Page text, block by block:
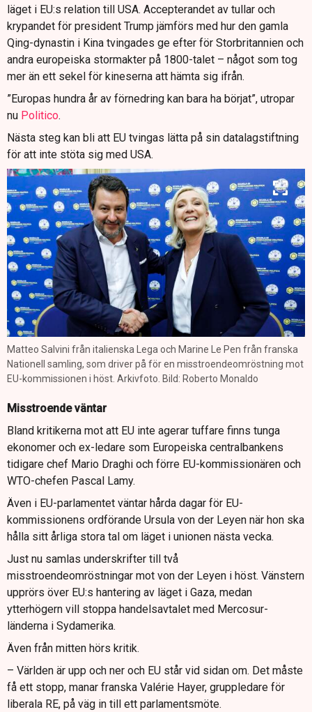
läget i EU:s relation till USA. Accepterandet av tullar och
krypandet för president Trump jämförs med hur den gamla
Qing-dynastin i Kina tvingades ge efter för Storbritannien och
andra europeiska stormakter på 1800-talet – något som tog
mer än ett sekel för kineserna att hämta sig ifrån.
”Europas hundra år av förnedring kan bara ha börjat”, utropar
nu Politico.
Nästa steg kan bli att EU tvingas lätta på sin datalagstiftning
för att inte stöta sig med USA.
Matteo Salvini från italienska Lega och Marine Le Pen från franska
Nationell samling, som driver på för en misstroendeomröstning mot
EU-kommissionen i höst. Arkivfoto. Bild: Roberto Monaldo
Misstroende väntar
Bland kritikerna mot att EU inte agerar tuffare finns tunga
ekonomer och ex-ledare som Europeiska centralbankens
tidigare chef Mario Draghi och förre EU-kommissionären och
WTO-chefen Pascal Lamy.
Även i EU-parlamentet väntar hårda dagar för EU-
kommissionens ordförande Ursula von der Leyen när hon ska
hålla sitt årliga stora tal om läget i unionen nästa vecka.
Just nu samlas underskrifter till två
misstroendeomröstningar mot von der Leyen i höst. Vänstern
upprörs över EU:s hantering av läget i Gaza, medan
ytterhögern vill stoppa handelsavtalet med Mercosur-
länderna i Sydamerika.
Även från mitten hörs kritik.
– Världen är upp och ner och EU står vid sidan om. Det måste
få ett stopp, manar franska Valérie Hayer, gruppledare för
liberala RE, på väg in till ett parlamentsmöte.